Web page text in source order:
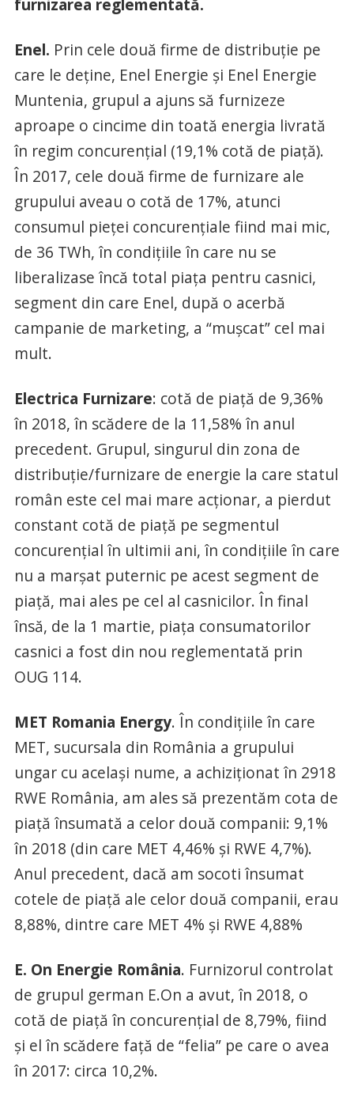
furnizarea reglementată.
Enel. Prin cele două firme de distribuţie pe
care le deţine, Enel Energie şi Enel Energie
Muntenia, grupul a ajuns să furnizeze
aproape o cincime din toată energia livrată
în regim concurenţial (19,1% cotă de piaţă).
În 2017, cele două firme de furnizare ale
grupului aveau o cotă de 17%, atunci
consumul pieţei concurenţiale fiind mai mic,
de 36 TWh, în condiţiile în care nu se
liberalizase încă total piaţa pentru casnici,
segment din care Enel, după o acerbă
campanie de marketing, a “muşcat” cel mai
mult.
Electrica Furnizare: cotă de piaţă de 9,36%
în 2018, în scădere de la 11,58% în anul
precedent. Grupul, singurul din zona de
distribuţie/furnizare de energie la care statul
român este cel mai mare acţionar, a pierdut
constant cotă de piaţă pe segmentul
concurenţial în ultimii ani, în condiţiile în care
nu a marşat puternic pe acest segment de
piaţă, mai ales pe cel al casnicilor. În final
însă, de la 1 martie, piaţa consumatorilor
casnici a fost din nou reglementată prin
OUG 114.
MET Romania Energy. În condiţiile în care
MET, sucursala din România a grupului
ungar cu acelaşi nume, a achiziţionat în 2918
RWE România, am ales să prezentăm cota de
piaţă însumată a celor două companii: 9,1%
în 2018 (din care MET 4,46% şi RWE 4,7%).
Anul precedent, dacă am socoti însumat
cotele de piaţă ale celor două companii, erau
8,88%, dintre care MET 4% şi RWE 4,88%
E. On Energie România. Furnizorul controlat
de grupul german E.On a avut, în 2018, o
cotă de piaţă în concurenţial de 8,79%, fiind
şi el în scădere faţă de “felia” pe care o avea
în 2017: circa 10,2%.